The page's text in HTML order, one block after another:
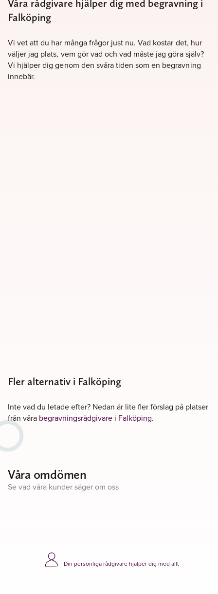
Våra rådgivare hjälper dig med begravning i
Falköping
Vi vet att du har många frågor just nu. Vad kostar det, hur
väljer jag plats, vem gör vad och vad måste jag göra själv?
Vi hjälper dig genom den svåra tiden som en begravning
innebär.
Fler alternativ i Falköping
Inte vad du letade efter? Nedan är lite fler förslag på platser
från våra begravningsrådgivare i Falköping.
Våra omdömen
Se vad våra kunder säger om oss
Din personliga rådgivare hjälper dig med allt